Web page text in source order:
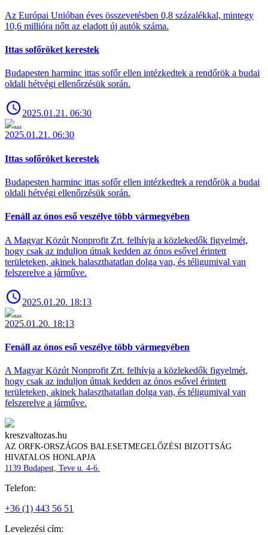
Az Európai Unióban éves összevetésben 0,8 százalékkal, mintegy
10,6 millióra nőtt az eladott új autók száma.
Ittas sofőröket kerestek
Budapesten harminc ittas sofőr ellen intézkedtek a rendőrök a budai
oldali hétvégi ellenőrzésük során.
2025.01.21. 06:30
2025.01.21. 06:30
Ittas sofőröket kerestek
Budapesten harminc ittas sofőr ellen intézkedtek a rendőrök a budai
oldali hétvégi ellenőrzésük során.
Fenáll az ónos eső veszélye több vármegyében
A Magyar Közút Nonprofit Zrt. felhívja a közlekedők figyelmét,
hogy csak az induljon útnak kedden az ónos esővel érintett
területeken, akinek halaszthatatlan dolga van, és téligumival van
felszerelve a járműve.
2025.01.20. 18:13
2025.01.20. 18:13
Fenáll az ónos eső veszélye több vármegyében
A Magyar Közút Nonprofit Zrt. felhívja a közlekedők figyelmét,
hogy csak az induljon útnak kedden az ónos esővel érintett
területeken, akinek halaszthatatlan dolga van, és téligumival van
felszerelve a járműve.
kreszvaltozas.hu
AZ ORFK-ORSZÁGOS BALESETMEGELŐZÉSI BIZOTTSÁG
HIVATALOS HONLAPJA
1139 Budapest, Teve u. 4-6.
Telefon:
+36 (1) 443 56 51
Levelezési cím: